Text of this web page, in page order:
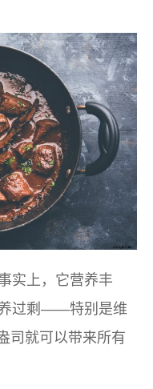
实上，它营养丰
养过剩——特别是维
司就可以带来所有